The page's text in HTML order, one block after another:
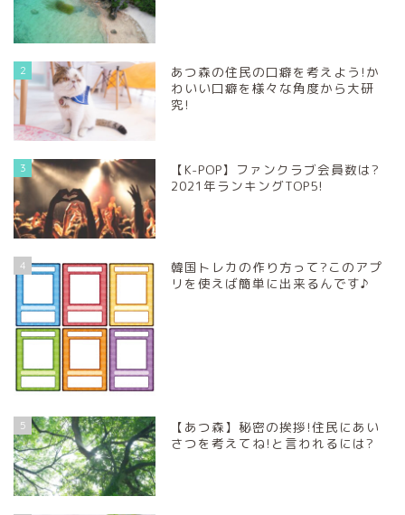
2
あつ森の住民の口癖を考えよう!か
わいい口癖を様々な角度から大研
究!
3
【K-POP】ファンクラブ会員数は?
2021年ランキングTOP5!
4
韓国トレカの作り方って?このアプ
リを使えば簡単に出来るんです♪
5
【あつ森】秘密の挨拶!住民にあい
さつを考えてね!と言われるには?